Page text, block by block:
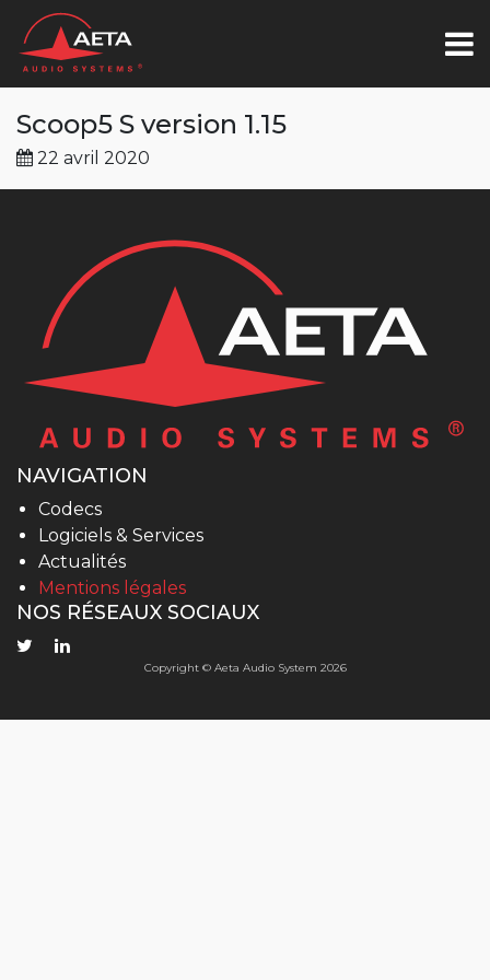
Scoop5 S version 1.15
22 avril 2020
NAVIGATION
Codecs
Logiciels & Services
Actualités
Mentions légales
NOS RÉSEAUX SOCIAUX
Copyright © Aeta Audio System 2026